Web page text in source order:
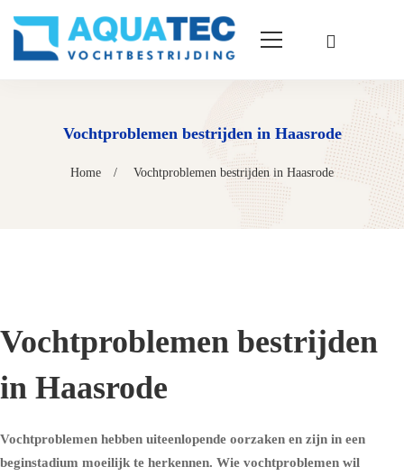
Vochtproblemen bestrijden in Haasrode
Home Vochtproblemen bestrijden in Haasrode
Vochtproblemen bestrijden
in Haasrode
Vochtproblemen hebben uiteenlopende oorzaken en zijn in een
beginstadium moeilijk te herkennen. Wie vochtproblemen wil